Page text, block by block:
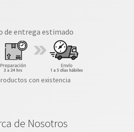
de entrega estimado
con existencia
de Nosotros